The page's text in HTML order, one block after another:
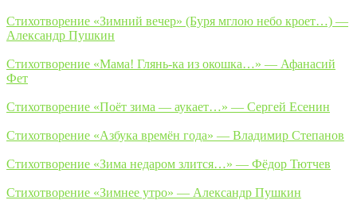
Стихотворение «Зимний вечер» (Буря мглою небо кроет…) —
Александр Пушкин
Стихотворение «Мама! Глянь-ка из окошка…» — Афанасий
Фет
Стихотворение «Поёт зима — аукает…» — Сергей Есенин
Стихотворение «Азбука времён года» — Владимир Степанов
Стихотворение «Зима недаром злится…» — Фёдор Тютчев
Стихотворение «Зимнее утро» — Александр Пушкин